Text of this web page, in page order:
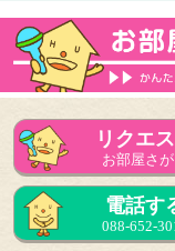
リクエ
お部屋さが
電話す
088-652-